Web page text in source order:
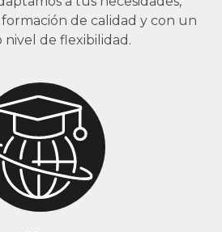
de calidad y con un
nivel de flexibilidad.